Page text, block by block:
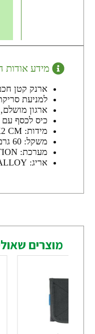
מידע אודות
ארנק קטן
למניעת
ארגון
כיס לכסף עם
מידות: 9X12X2 CM
משקל: 60 גרם
מערכת: RFID : CRYPTALLOY SCAN PROTECTION
אריג: T-SQUARE RIP/ CRYPTALLOY
מוצרים